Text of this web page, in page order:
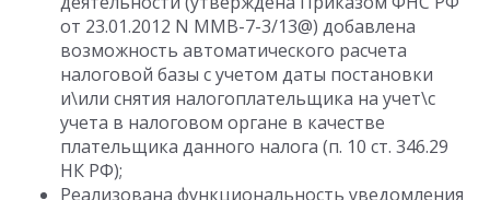
от 23.01.2012 N ММВ-7-3/13@) добавлена
возможность автоматического расчета
налоговой базы с учетом даты постановки
и\или снятия налогоплательщика на учет\с
учета в налоговом органе в качестве
плательщика данного налога (п. 10 ст. 346.29
НК РФ);
Реализована функциональность уведомления